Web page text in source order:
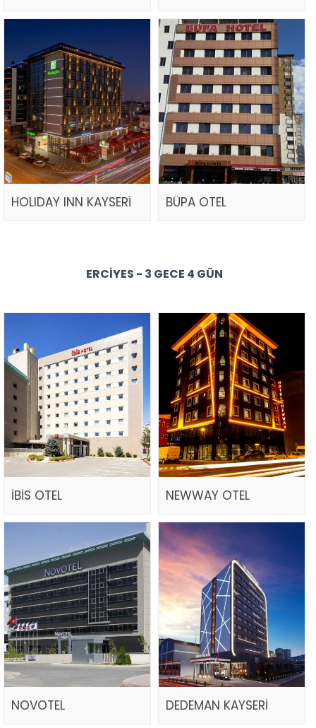
HOLIDAY INN KAYSERİ BÜPA OTEL
ERCIYES - 3 GECE 4 GÜN
İBİS OTEL NEWWAY OTEL
NOVOTEL DEDEMAN KAYSERİ